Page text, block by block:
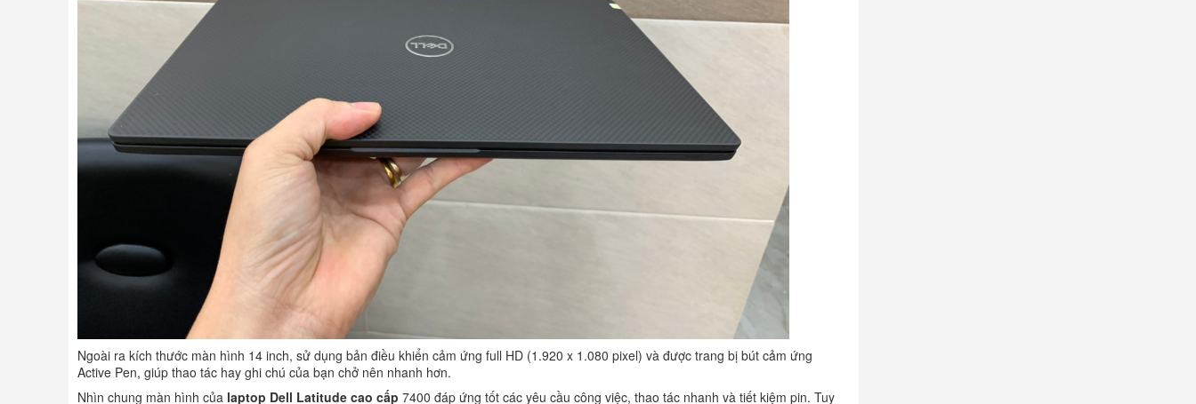
Ngoài ra kích thước màn hình 14 inch, sử dụng bản điều khiển cảm ứng full HD (1.920 x 1.080 pixel) và được trang bị bút cảm ứng
Active Pen, giúp thao tác hay ghi chú của bạn chở nên nhanh hơn.
Nhìn chung màn hình của laptop Dell Latitude cao cấp 7400 đáp ứng tốt các yêu cầu công việc, thao tác nhanh và tiết kiệm pin. Tuy